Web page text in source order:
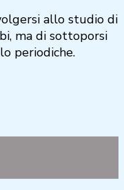
allo studio di
ma di sottoporsi
periodiche.